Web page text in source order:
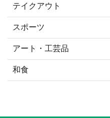
テイクアウト
スポーツ
アート・工芸品
和食